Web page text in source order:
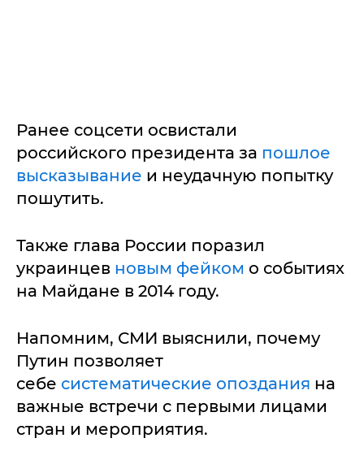
Ранее соцсети освистали
российского президента за пошлое
высказывание и неудачную попытку
пошутить.
Также глава России поразил
украинцев новым фейком о событиях
на Майдане в 2014 году.
Напомним, СМИ выяснили, почему
Путин позволяет
себе систематические опоздания на
важные встречи с первыми лицами
стран и мероприятия.